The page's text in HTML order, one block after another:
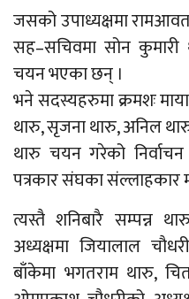
जसको उपाध्यक्षमा
सह–सचिवमा सोन कुमारी
चयन भएका छन् ।
भने सदस्यहरुमा क्रमशः
थारु, सृजना थारु, अनिल
थारु चयन गरेको
पत्रकार संघका संल्लाहकार
त्यस्तै शनिबारै सम्पन्न
अध्यक्षमा जियालाल
बाँकेमा भगतराम थारु,